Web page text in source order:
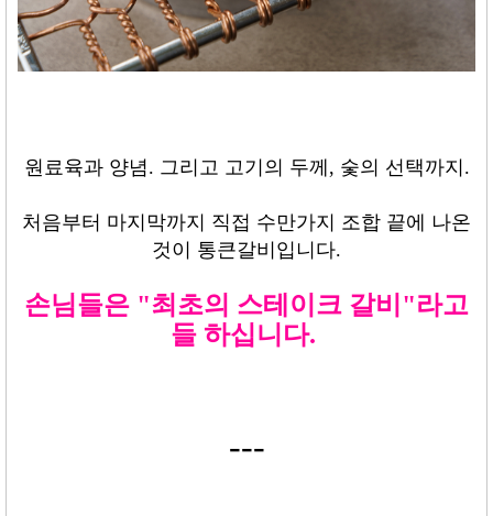
원료육과 양념. 그리고 고기의 두께 , 숯의 선택까지 .
처음부터 마지막까지 직접 수만가지 조합 끝에 나온
것이 통큰갈비입니다.
손님들은 "최초의 스테이크 갈비"라고
들 하십니다.
---